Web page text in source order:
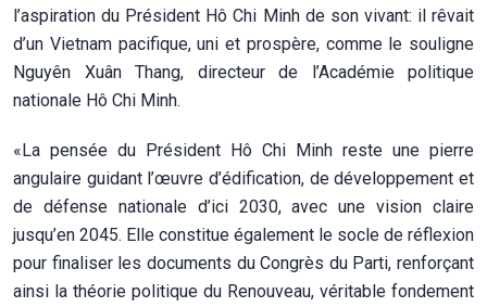
l’aspiration du Président Hô Chi Minh de son vivant: il rêvait
d’un Vietnam pacifique, uni et prospère, comme le souligne
Nguyên Xuân Thang, directeur de l’Académie politique
nationale Hô Chi Minh.
«La pensée du Président Hô Chi Minh reste une pierre
angulaire guidant l’œuvre d’édification, de développement et
de défense nationale d’ici 2030, avec une vision claire
jusqu’en 2045. Elle constitue également le socle de réflexion
pour finaliser les documents du Congrès du Parti, renforçant
ainsi la théorie politique du Renouveau, véritable fondement